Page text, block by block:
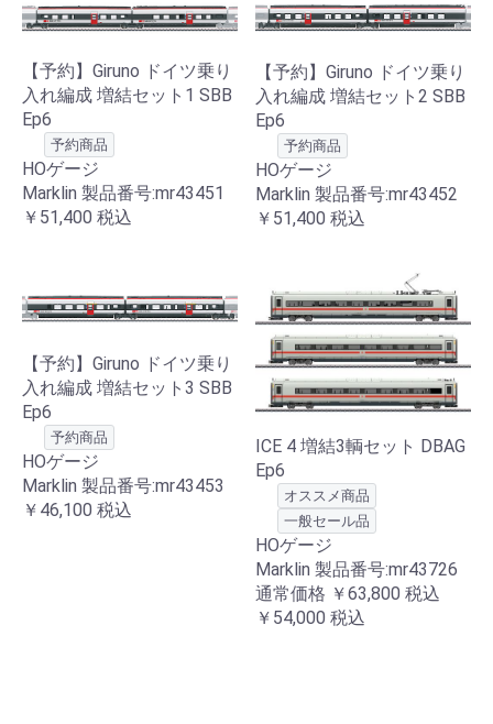
【予約】Giruno ドイツ乗り
入れ編成 増結セット1 SBB
Ep6
予約商品
HOゲージ
Marklin 製品番号:mr43451
￥51,400 税込
【予約】Giruno ドイツ乗り
入れ編成 増結セット2 SBB
Ep6
予約商品
HOゲージ
Marklin 製品番号:mr43452
￥51,400 税込
【予約】Giruno ドイツ乗り
入れ編成 増結セット3 SBB
Ep6
予約商品
HOゲージ
Marklin 製品番号:mr43453
￥46,100 税込
ICE 4 増結3輌セット DBAG
Ep6
オススメ商品
一般セール品
HOゲージ
Marklin 製品番号:mr43726
通常価格 ￥63,800 税込
￥54,000 税込